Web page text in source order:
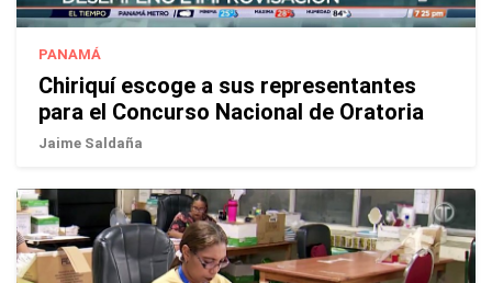
PANAMÁ
Chiriquí escoge a sus representantes
para el Concurso Nacional de Oratoria
Jaime Saldaña